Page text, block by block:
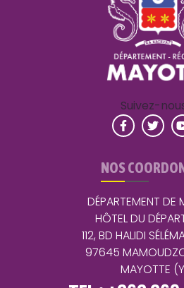
Suivez-
NOS
DÉPARTEMENT DE
HÔTEL DU
112, BD HALIDI
97645
MAYOTTE